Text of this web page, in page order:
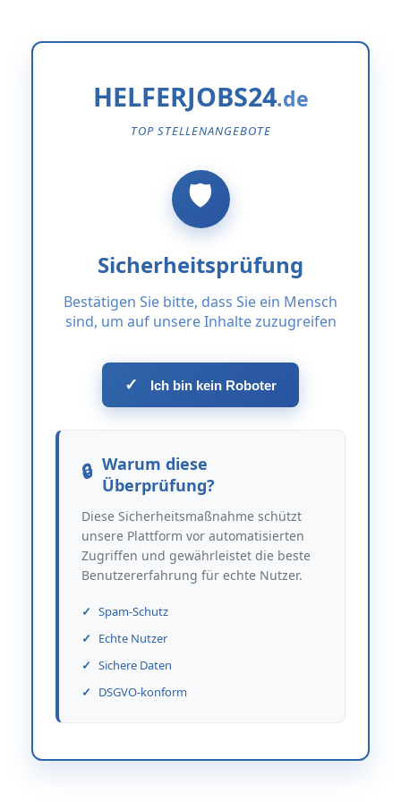
HELFERJOBS24
TOP STELLENANGEBOTE
Sicherheitsprüfung
Bestätigen Sie bitte, dass Sie ein Mensch
sind, um auf unsere Inhalte zuzugreifen
✓ Ich bin kein Roboter
Warum diese
Überprüfung?
Diese Sicherheitsmaßnahme schützt
unsere Plattform vor automatisierten
Zugriffen und gewährleistet die beste
Benutzererfahrung für echte Nutzer.
Spam-Schutz
Echte Nutzer
Sichere Daten
DSGVO-konform